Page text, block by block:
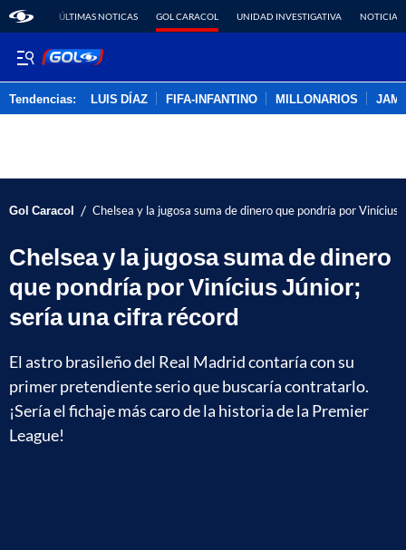
ÚLTIMAS NOTICAS GOL CARACOL UNIDAD INVESTIGATIVA NOTICIAS
Tendencias: LUIS DÍAZ FIFA-INFANTINO MILLONARIOS
Gol Caracol / Chelsea y la jugosa suma de dinero que pondría por Vinícius
Chelsea y la jugosa suma de dinero
que pondría por Vinícius Júnior;
sería una cifra récord
El astro brasileño del Real Madrid contaría con su
primer pretendiente serio que buscaría contratarlo.
¡Sería el fichaje más caro de la historia de la Premier
League!